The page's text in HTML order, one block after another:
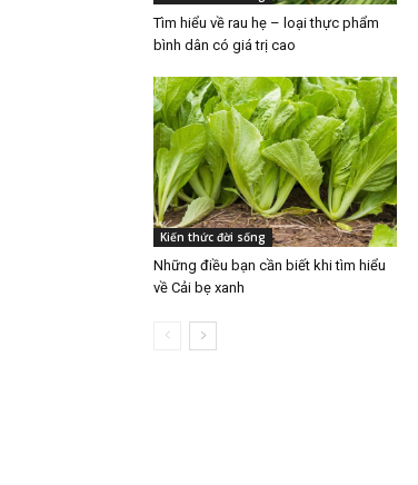
Tìm hiểu về rau hẹ – loại thực phẩm
bình dân có giá trị cao
Kiến thức đời sống
Những điều bạn cần biết khi tìm hiểu
về Cải bẹ xanh